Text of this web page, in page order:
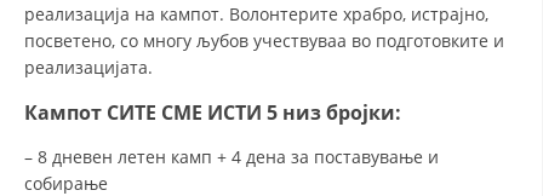
реализација на кампот. Волонтерите храбро, истрајно,
посветено, со многу љубов учествуваа во подготовките и
реализацијата.
Кампот СИТЕ СМЕ ИСТИ 5 низ бројки:
– 8 дневен летен камп + 4 дена за поставување и
собирање